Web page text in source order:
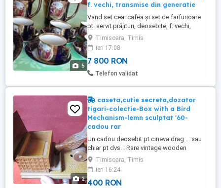
5
f. vechi, transmise din generatie
Vand set ceai cafea și set de farfurioare
pt. servit prăjituri, deosebite, f. vechi,
transmise din generatie in generatie. Setul
de cafea ceai se compune din: 5 cescute
cu 5 farfurioare, un vas mare si un vas mic.
Setul de farfurioare pt. servit prăjituri se
compune din 5 farfurioare deosebite.
Timisoara, Timis
ieri 17:08
7 800 RON
Telefon validat
2
caseta,cutie secreta,dozator
tigari-colectie-Box with a Bird
Mechanism-lemn sculptat '60-
cadou rar
Un cadou deosebit pt cineva drag ... sau
chiar pt dvs. : Rare vintage wooden
cigarette box with a bird mechanism that
collects a cigarette from the box -
Germany, hand made 1960 Cutie de
epocă, rară , din lemn de esenta tare , cu
Timisoara, Timis
ieri 16:24
400 RON